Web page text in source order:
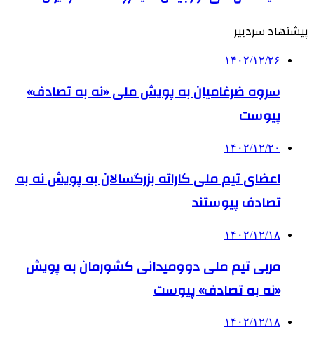
پیشنهاد سردبیر
۱۴۰۲/۱۲/۲۶
سروه ضرغامیان به پویش ملی «نه به تصادف»
پیوست
۱۴۰۲/۱۲/۲۰
اعضای تیم ملی کاراته بزرگسالان به پویش نه به
تصادف پیوستند
۱۴۰۲/۱۲/۱۸
مربی تیم ملی دوومیدانی کشورمان به پویش
«نه به تصادف» پیوست
۱۴۰۲/۱۲/۱۸